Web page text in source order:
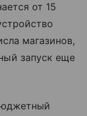
от 15
магазинов,
запуск еще